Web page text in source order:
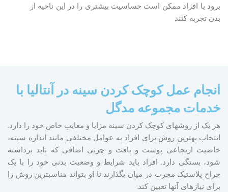
برود یا افراد ممکن است حساسیت بیشتری را در این ناحیه از
بدن تجربه کنند
انجام عمل کوچک کردن سینه در آنتالیا با
خدمات مجموعه مدگل
هر یک از روش‎های کوچک کردن سینه مزایا و معایب خاص خود را دارد.
انتخاب بهترین روش برای افراد به عوامل مختلفی مانند اندازه سینه،
خاصیت ارتجاعی پوست و بافت و چربی اضافی که باید برداشته
شود، بستگی دارد. افراد باید شرایط و وضعیت بدنی خود را با یک
جراح پلاستیک مجرب در میان بگذارند تا او بتواند مناسب‎ترین روش را
برای نیازهای آن‎ها تعیین کند.